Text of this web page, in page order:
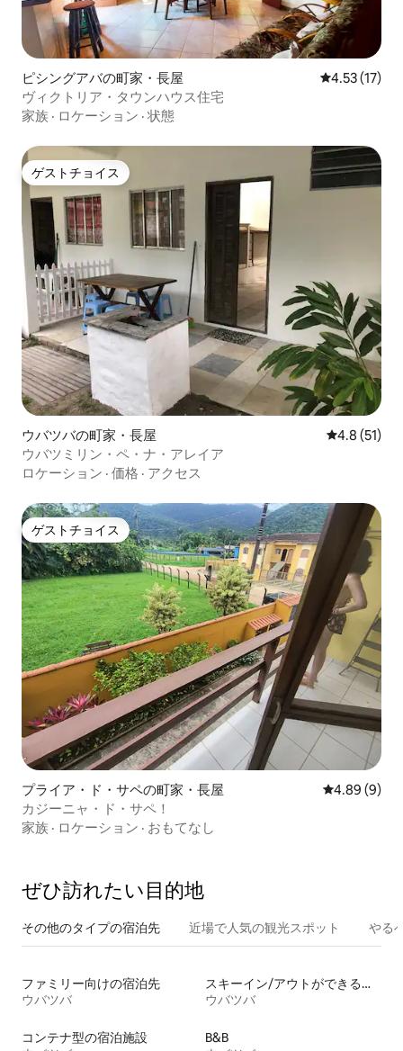
ピシングアバの町家・長屋 レビュー17
4.53 (17)
ヴィクトリア・タウンハウス住宅
家族 · ロケーション · 状態
ゲストチョイス
ゲストチョイス
ウバツバの町家・長屋 レビュー51
4.8 (51)
ウバツミリン・ペ・ナ・アレイア
ロケーション · 価格 · アクセス
ゲストチョイス
ゲストチョイス
プライア・ド・サペの町家・長屋 レビュー9件
4.89 (9)
カジーニャ・ド・サペ！
家族 · ロケーション · おもてなし
ぜひ訪⁠れ⁠た⁠い目⁠的⁠地
その他のタ⁠イ⁠プ⁠の宿⁠泊⁠先 近場で人気の観光スポット やる
ファミリー向けの宿泊先
ウバツバ
スキーイン/アウトができる宿泊先
ウバツバ
コンテナ型の宿泊施設
B&B